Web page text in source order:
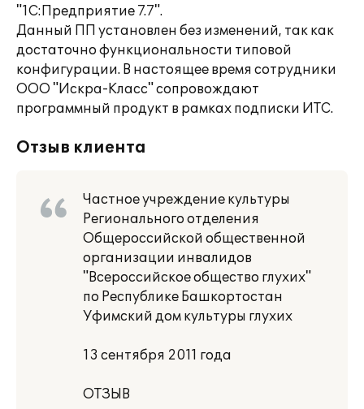
"1С:Предприятие 7.7".
Данный ПП установлен без изменений, так как
достаточно функциональности типовой
конфигурации. В настоящее время сотрудники
ООО "Искра-Класс" сопровождают
программный продукт в рамках подписки ИТС.
Отзыв клиента
Частное учреждение культуры
Регионального отделения
Общероссийской общественной
организации инвалидов
"Всероссийское общество глухих"
по Республике Башкортостан
Уфимский дом культуры глухих
13 сентября 2011 года
ОТЗЫВ